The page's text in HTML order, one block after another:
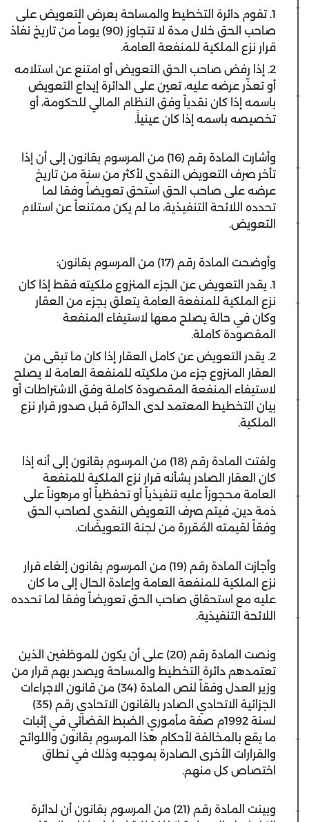
1. تقوم دائرة التخطيط والمساحة بعرض التعويض على
صاحب الحق خلال مدة لا تتجاوز (90) يوماً من تاريخ نفاذ
قرار نزع الملكية للمنفعة العامة.
2. إذا رفض صاحب الحق التعويض أو امتنع عن استلامه
أو تعذّر عرضه عليه، تعين على الدائرة إيداع التعويض
باسمه إذا كان نقدياً وفق النظام المالي للحكومة، أو
تخصيصه باسمه إذا كان عينياً.
وأشارت المادة رقم (16) من المرسوم بقانون إلى أن إذا
تأخر صرف التعويض النقدي لأكثر من سنة من تاريخ
عرضه على صاحب الحق استحق تعويضاً وفقا لما
تحدده اللائحة التنفيذية، ما لم يكن ممتنعاً عن استلام
التعويض.
وأوضحت المادة رقم (17) من المرسوم بقانون:
1. يقدر التعويض عن الجزء المنزوع ملكيته فقط إذا كان
نزع الملكية للمنفعة العامة يتعلق بجزء من العقار
وكان في حالة يصلح معها لاستيفاء المنفعة
المقصودة كاملة.
2. يقدر التعويض عن كامل العقار إذا كان ما تبقى من
العقار المنزوع جزء من ملكيته للمنفعة العامة لا يصلح
لاستيفاء المنفعة المقصودة كاملة وفق الاشتراطات أو
بيان التخطيط المعتمد لدى الدائرة قبل صدور قرار نزع
الملكية.
ولفتت المادة رقم (18) من المرسوم بقانون إلى أنه إذا
كان العقار الصادر بشأنه قرار نزع الملكية للمنفعة
العامة محجوزاً عليه تنفيذياً أو تحفظياً أو مرهوناً على
ذمة دين، فيتم صرف التعويض النقدي لصاحب الحق
وفقاً لقيمته المُقررة من لجنة التعويضات.
وأجازت المادة رقم (19) من المرسوم بقانون إلغاء قرار
نزع الملكية للمنفعة العامة وإعادة الحال إلى ما كان
عليه مع استحقاق صاحب الحق تعويضاً وفقا لما تحدده
اللائحة التنفيذية.
ونصت المادة رقم (20) على أن يكون للموظفين الذين
تعتمدهم دائرة التخطيط والمساحة ويصدر بهم قرار من
وزير العدل وفقاً لنص المادة (34) من قانون الاجراءات
الجزائية الاتحادي الصادر بالقانون الاتحادي رقم (35)
لسنة 1992م صفة مأموري الضبط القضائي في إثبات
ما يقع بالمخالفة لأحكام هذا المرسوم بقانون واللوائح
والقرارات الأخرى الصادرة بموجبه وذلك في نطاق
اختصاص كل منهم.
وبينت المادة رقم (21) من المرسوم بقانون أن لدائرة